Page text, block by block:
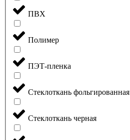
ПВХ
Полимер
ПЭТ-пленка
Стеклоткань фольгированная
Стеклоткань черная